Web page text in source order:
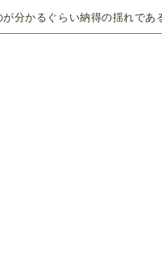
分かるぐらい納得の揺れであ